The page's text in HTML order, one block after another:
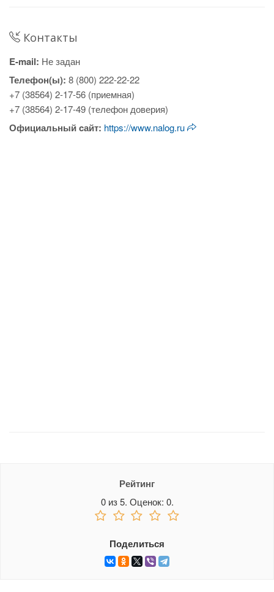
Контакты
E-mail: Не задан
Телефон(ы): 8 (800) 222-22-22
+7 (38564) 2-17-56 (приемная)
+7 (38564) 2-17-49 (телефон доверия)
Официальный cайт: https://www.nalog.ru
Рейтинг
0из5. Оценок: 0.
Поделиться